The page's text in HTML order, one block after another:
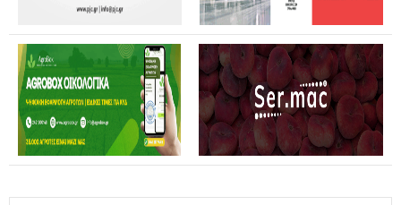
Θανάσης Καββαδάς: Θωρακίζεται όλη η χώρα απέναντι